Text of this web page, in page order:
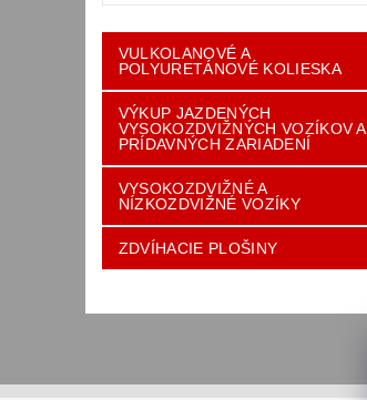
VULKOLANOVÉ A
POLYURETÁNOVÉ KOLIESKA
VÝKUP JAZDENÝCH
VYSOKOZDVIŽNÝCH VOZÍKOV A
PRÍDAVNÝCH ZARIADENÍ
VYSOKOZDVIŽNÉ A
NÍZKOZDVIŽNÉ VOZÍKY
ZDVÍHACIE PLOŠINY